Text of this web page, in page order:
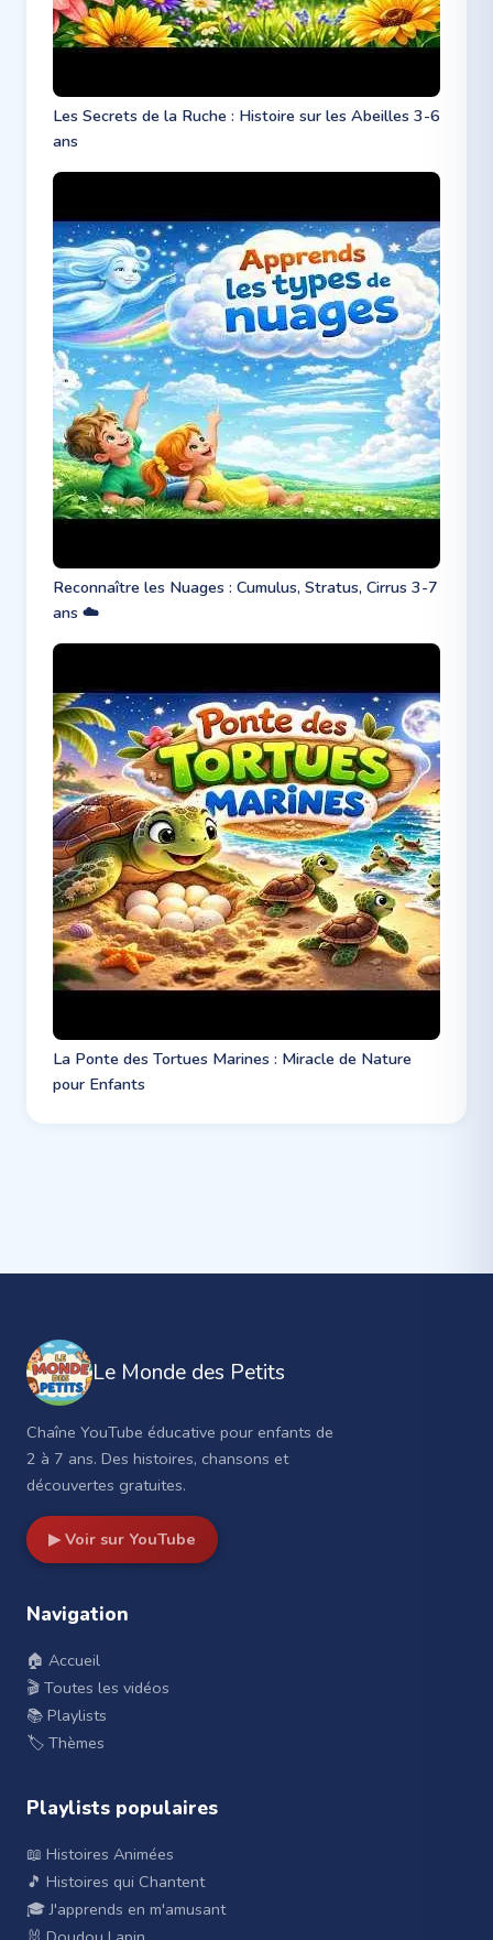
Les Secrets de la Ruche : Histoire sur les Abeilles 3-6
ans
Reconnaître les Nuages : Cumulus, Stratus, Cirrus 3-7
ans ☁️
La Ponte des Tortues Marines : Miracle de Nature
pour Enfants
Le Monde des Petits
Chaîne YouTube éducative pour enfants de
2 à 7 ans. Des histoires, chansons et
découvertes gratuites.
▶ Voir sur YouTube
Navigation
🏠 Accueil
🎬 Toutes les vidéos
📚 Playlists
🏷️ Thèmes
Playlists populaires
📖 Histoires Animées
🎵 Histoires qui Chantent
🎓 J'apprends en m'amusant